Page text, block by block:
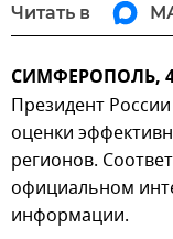
Читать в
СИМФЕРОПОЛЬ,
Президент
оценки
регионов.
официальном
информации.